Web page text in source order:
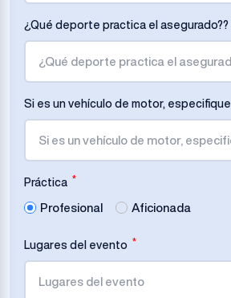
¿Qué deporte practica el asegurado??
Si es un vehículo de motor, especifique
Práctica *
Profesional Aficionada
Lugares del evento *